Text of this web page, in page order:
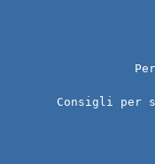
Consigli per